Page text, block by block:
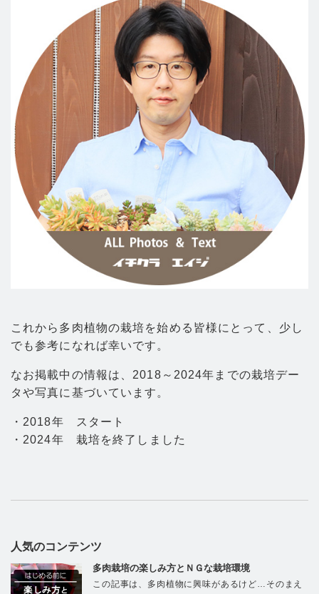
これから多肉植物の栽培を始める皆様にとって、少し
でも参考になれば幸いです。
なお掲載中の情報は、2018～2024年までの栽培デー
タや写真に基づいています。
・2018年 スタート
・2024年 栽培を終了しました
人気のコンテンツ
多肉栽培の楽しみ方とＮＧな栽培環境
この記事は、多肉植物に興味があるけど…そのまえ